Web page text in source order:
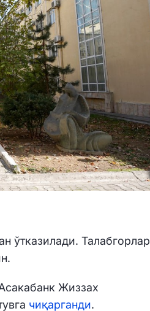
ўтказилади. Талабгорлар
Жиззах
чиқарганди.